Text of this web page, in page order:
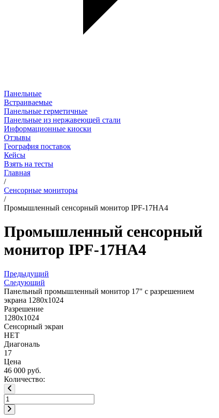
Панельные
Встраиваемые
Панельные герметичные
Панельные из нержавеющей стали
Информационные киоски
Отзывы
География поставок
Кейсы
Взять на тесты
Главная
/
Сенсорные мониторы
/
Промышленный сенсорный монитор IPF-17HA4
Промышленный сенсорный
монитор IPF-17HA4
Предыдущий
Следующий
Панельный промышленный монитор 17" с разрешением
экрана 1280x1024
Разрешение
1280x1024
Сенсорный экран
НЕТ
Диагональ
17
Цена
46 000 руб.
Количество: